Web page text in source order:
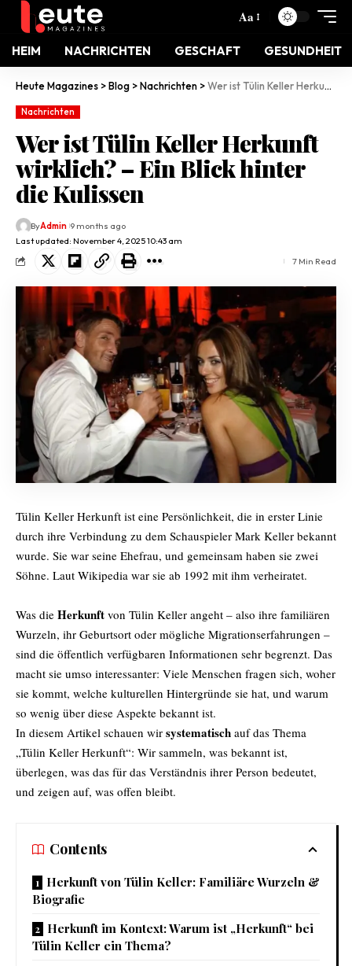
Aa
HEIM NACHRICHTEN GESCHAFT GESUNDHEIT
Heute Magazines >Blog >Nachrichten >Wer ist Tülin Keller Herkunft wirklich? – Ein Blick hinter die Kulissen
Nachrichten
Wer ist Tülin Keller Herkunft
wirklich? – Ein Blick hinter
die Kulissen
Last updated: November 4, 2025 10:43 am
ByAdmin 9 months ago
7 Min Read
Tülin Keller Herkunft ist eine Persönlichkeit, die in erster Linie
durch ihre Verbindung zu dem Schauspieler Mark Keller bekannt
wurde. Sie war seine Ehefrau, und gemeinsam haben sie zwei
Söhne. Laut Wikipedia war sie ab 1992 mit ihm verheiratet.
Was die Herkunft von Tülin Keller angeht – also ihre familiären
Wurzeln, ihr Geburtsort oder mögliche Migrationserfahrungen –
sind die öffentlich verfügbaren Informationen sehr begrenzt. Das
macht sie umso interessanter: Viele Menschen fragen sich, woher
sie kommt, welche kulturellen Hintergründe sie hat, und warum
so wenig über diese Aspekte bekannt ist.
In diesem Artikel schauen wir systematisch auf das Thema
„Tülin Keller Herkunft“: Wir sammeln, was bekannt ist,
überlegen, was das für das Verständnis ihrer Person bedeutet,
und zeigen auf, was offen bleibt.
Contents
Herkunft von Tülin Keller: Familiäre Wurzeln &
Biografie
Herkunft im Kontext: Warum ist „Herkunft“ bei
Tülin Keller ein Thema?